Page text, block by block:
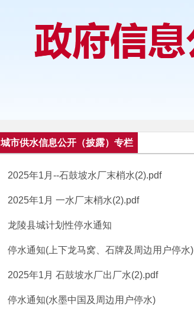
城市供水信息公开（披露）专栏
2025年1月--石鼓坡水厂末梢水(2).pdf
2025年1月 一水厂末梢水(2).pdf
龙陵县城计划性停水通知
停水通知(上下龙马窝、石牌及周边用户停水)
2025年1月 石鼓坡水厂出厂水(2).pdf
停水通知(水墨中国及周边用户停水)